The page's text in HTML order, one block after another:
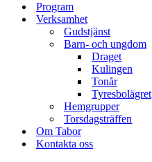
Program
Verksamhet
Gudstjänst
Barn- och ungdom
Draget
Kulingen
Tonår
Tyresbolägret
Hemgrupper
Torsdagsträffen
Om Tabor
Kontakta oss